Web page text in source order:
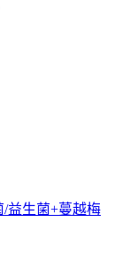
/益生菌+蔓越梅